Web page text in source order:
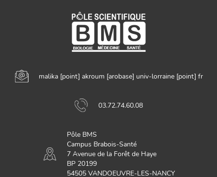
malika[point] akroum [arobase] univ-lorraine[point] fr
03.72.74.60.08
Pôle BMS
Campus Brabois-Santé
7 Avenue de la Forêt de Haye
BP 20199
54505 VANDOEUVRE-LES-NANCY